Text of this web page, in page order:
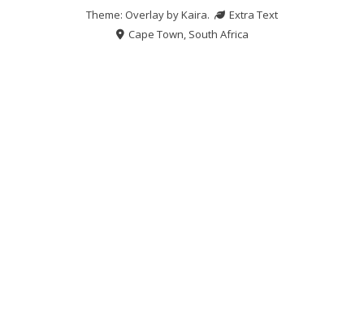
Theme: Overlay byKaira.
Extra Text
Cape Town, South Africa